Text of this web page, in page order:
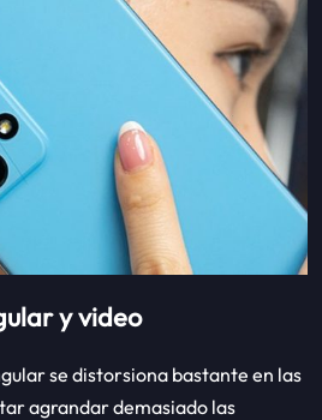
y video
se distorsiona bastante en las
agrandar demasiado las